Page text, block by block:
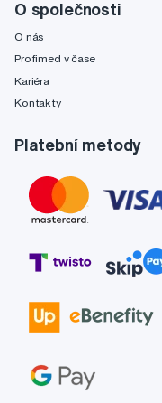
O společnosti
O nás
Profimed v čase
Kariéra
Kontakty
Platební metody